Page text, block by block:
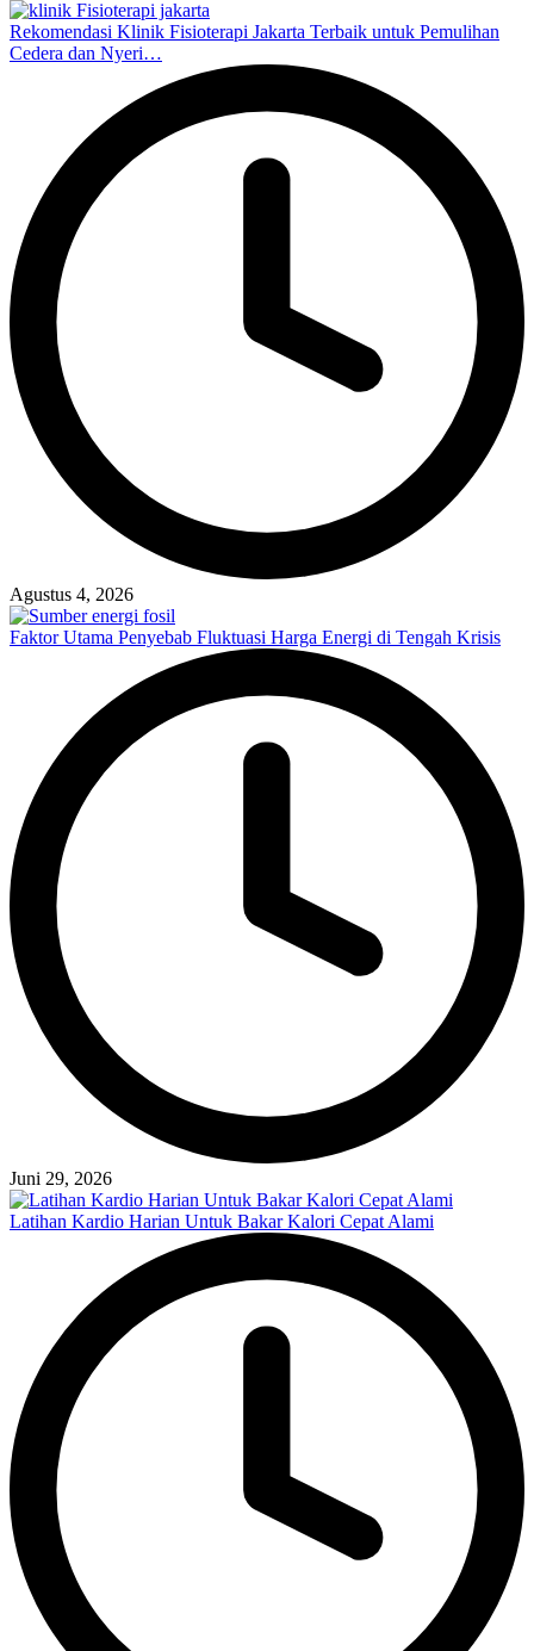
Rekomendasi Klinik Fisioterapi Jakarta Terbaik untuk Pemulihan
Cedera dan Nyeri…
Agustus 4, 2026
Faktor Utama Penyebab Fluktuasi Harga Energi di Tengah Krisis
Juni 29, 2026
Latihan Kardio Harian Untuk Bakar Kalori Cepat Alami